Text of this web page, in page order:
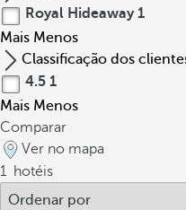
Royal Hideaway 1
Mais Menos
Classificação dos
4.5 1
Mais Menos
Comparar
Ver no mapa
1 hotéis